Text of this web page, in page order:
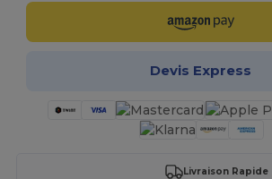
Devis Express
Livraison Rapide